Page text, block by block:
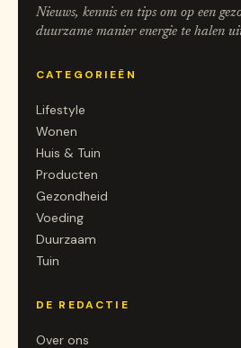
Nieuws, kennis en tips om op een
duurzame manier energie te halen
CATEGORIEËN
Lifestyle
Wonen
Huis & Tuin
Producten
Gezondheid
Voeding
Duurzaam
Tuin
DE REDACTIE
Over ons